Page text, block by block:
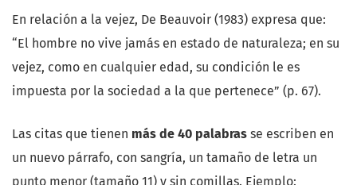
En relación a la vejez, De Beauvoir (1983) expresa que:
“El hombre no vive jamás en estado de naturaleza; en su
vejez, como en cualquier edad, su condición le es
impuesta por la sociedad a la que pertenece” (p. 67).
Las citas que tienen más de 40 palabras se escriben en
un nuevo párrafo, con sangría, un tamaño de letra un
punto menor (tamaño 11) y sin comillas. Ejemplo: